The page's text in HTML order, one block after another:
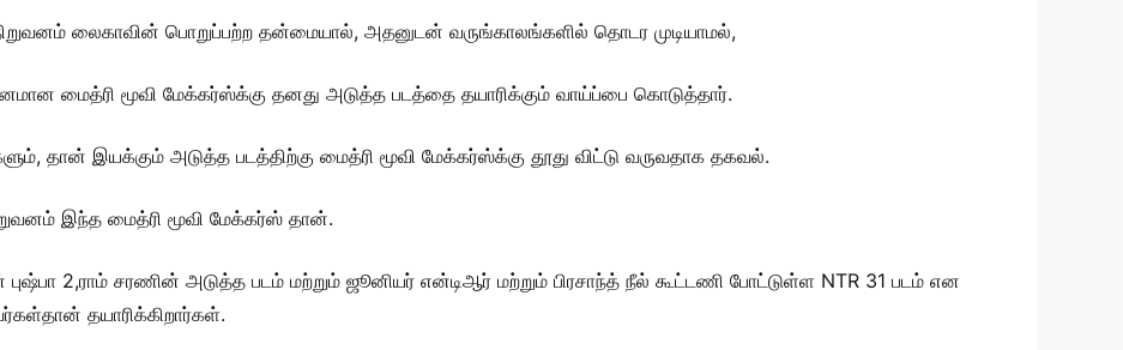
நிறுவனம் லைகாவின் பொறுப்பற்ற தன்மையால், அதனுடன் வருங்காலங்களில் தொடர முடியாமல்,
மைத்ரி மூவி மேக்கர்ஸ்க்கு தனது அடுத்த படத்தை தயாரிக்கும் வாய்ப்பை கொடுத்தார்.
தான் இயக்கும் அடுத்த படத்திற்கு மைத்ரி மூவி மேக்கர்ஸ்க்கு தூது விட்டு வருவதாக தகவல்.
இந்த மைத்ரி மூவி மேக்கர்ஸ் தான்.
2,ராம் சரணின் அடுத்த படம் மற்றும் ஜூனியர் என்டிஆர் மற்றும் பிரசாந்த் நீல் கூட்டணி போட்டுள்ள NTR 31 படம் என
தயாரிக்கிறார்கள்.